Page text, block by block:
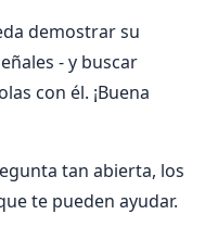
demostrar su
- y buscar
con él. ¡Buena
tan abierta, los
te pueden ayudar.